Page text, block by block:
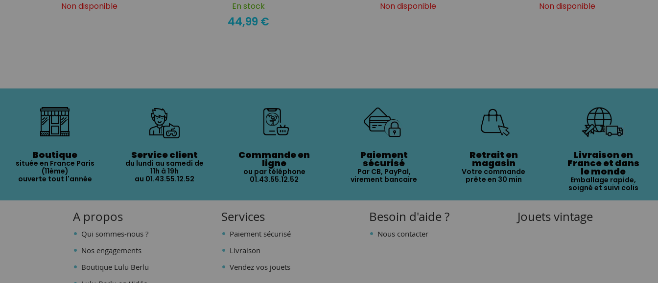
Non disponible En stock
44,99 €
Non disponible Non disponible
Boutique
située en France Paris
(11ème)
ouverte tout l'année
Service client
du lundi au samedi de
11h à 19h
au 01.43.55.12.52
Commande en
ligne
ou par téléphone
01.43.55.12.52
Paiement
sécurisé
Par CB, PayPal,
virement bancaire
Retrait en
magasin
Votre commande
prête en 30 min
Livraison en
France et dans
le monde
Emballage rapide,
soigné et suivi colis
A propos
Qui sommes-nous ?
Nos engagements
Boutique Lulu Berlu
Services
Paiement sécurisé
Livraison
Vendez vos jouets
Besoin d'aide ?
Nous contacter
Jouets vintage